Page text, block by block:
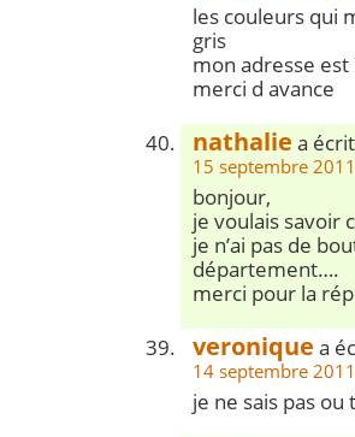
les couleurs qui
gris
mon adresse
merci d avance
nathalie a
15 septembre
bonjour,
je voulais savoir
je n’ai pas de
département….
merci pour la
veronique a
14 septembre
je ne sais pas